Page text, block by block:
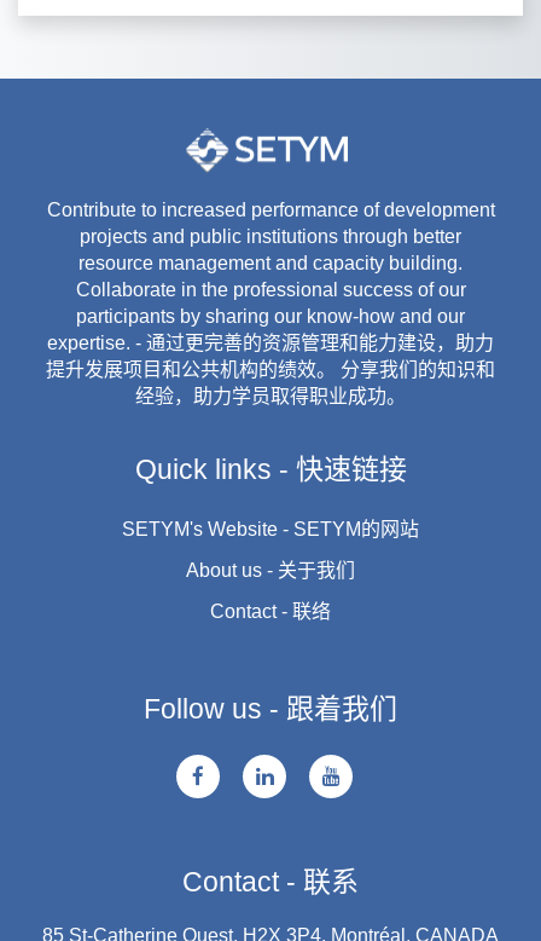
Contribute to increased performance of development
projects and public institutions through better
resource management and capacity building.
Collaborate in the professional success of our
participants by sharing our know-how and our
expertise. - 通过更完善的资源管理和能力建设，助力
提升发展项目和公共机构的绩效。 分享我们的知识和
经验，助力学员取得职业成功。
Quick links - 快速链接
SETYM's Website - SETYM的网站
About us - 关于我们
Contact - 联络
Follow us - 跟着我们
Contact - 联系
85 St-Catherine Ouest, H2X 3P4, Montréal, CANADA